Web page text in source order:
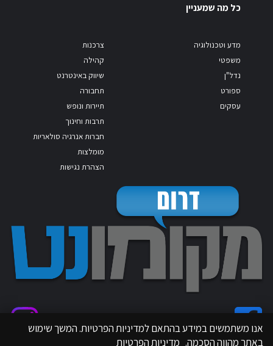
כל מה שמעניין
מדע וטכנולוגיה
משפטי
נדל"ן
ספורט
עסקים
צרכנות
קהילה
שיווק באינטרנט
תחבורה
תיירות ונופש
תרבות וחינוך
חברות אנרגיה סולאריות
מומלצות
הצהרת נגישות
אנו משתמשים במידע בהתאם למדיניות הפרטיות. המשך שימוש
באתר מהווה הסכמה. מדיניות הפרטיות